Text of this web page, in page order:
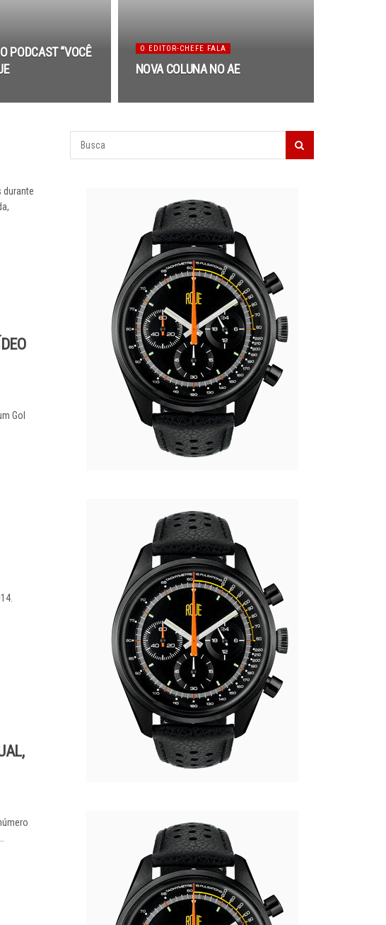
PODCAST “VOCÊ
O EDITOR-CHEFE FALA
NOVA COLUNA NO AE
durante
Gol